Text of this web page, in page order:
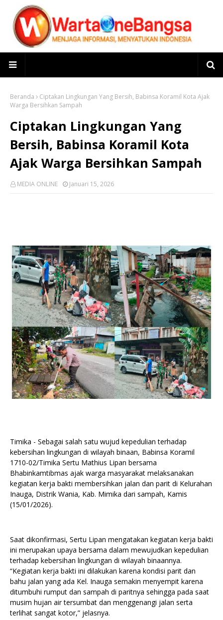
Beranda
Ciptakan Lingkungan Yang Bersih, Babinsa Koramil Kota Ajak
Warga Bersihkan Sampah
Ciptakan Lingkungan Yang
Bersih, Babinsa Koramil Kota
Ajak Warga Bersihkan Sampah
MEDIA ONLINE Januari 15, 2026
Timika - Sebagai salah satu wujud kepedulian terhadap
kebersihan lingkungan di wilayah binaan, Babinsa Koramil
1710-02/Timika Sertu Mathius Lipan bersama
Bhabinkamtibmas ajak warga masyarakat melaksanakan
kegiatan kerja bakti membersihkan jalan dan parit di Kelurahan
Inauga, Distrik Wania, Kab. Mimika dari sampah, Kamis
(15/01/2026).
Saat dikonfirmasi, Sertu Lipan mengatakan kegiatan kerja bakti
ini merupakan upaya bersama dalam mewujudkan kepedulian
terhadap kebersihan lingkungan di wilayah binaannya.
“Kegiatan kerja bakti ini dilakukan karena kondisi parit dan
bahu jalan yang ada Kel. Inauga semakin menyempit karena
ditumbuhi rumput dan sampah di paritnya sehingga pada saat
musim hujan air tersumbat dan menggenangi jalan serta
terlihat sangat kotor,” jelasnya.